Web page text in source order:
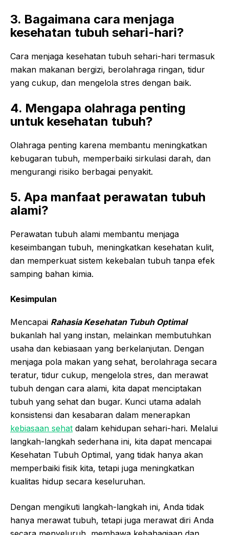
3. Bagaimana cara menjaga
kesehatan tubuh sehari-hari?
Cara menjaga kesehatan tubuh sehari-hari termasuk
makan makanan bergizi, berolahraga ringan, tidur
yang cukup, dan mengelola stres dengan baik.
4. Mengapa olahraga penting
untuk kesehatan tubuh?
Olahraga penting karena membantu meningkatkan
kebugaran tubuh, memperbaiki sirkulasi darah, dan
mengurangi risiko berbagai penyakit.
5. Apa manfaat perawatan tubuh
alami?
Perawatan tubuh alami membantu menjaga
keseimbangan tubuh, meningkatkan kesehatan kulit,
dan memperkuat sistem kekebalan tubuh tanpa efek
samping bahan kimia.
Kesimpulan
Mencapai Rahasia Kesehatan Tubuh Optimal
bukanlah hal yang instan, melainkan membutuhkan
usaha dan kebiasaan yang berkelanjutan. Dengan
menjaga pola makan yang sehat, berolahraga secara
teratur, tidur cukup, mengelola stres, dan merawat
tubuh dengan cara alami, kita dapat menciptakan
tubuh yang sehat dan bugar. Kunci utama adalah
konsistensi dan kesabaran dalam menerapkan
kebiasaan sehat dalam kehidupan sehari-hari. Melalui
langkah-langkah sederhana ini, kita dapat mencapai
Kesehatan Tubuh Optimal, yang tidak hanya akan
memperbaiki fisik kita, tetapi juga meningkatkan
kualitas hidup secara keseluruhan.
Dengan mengikuti langkah-langkah ini, Anda tidak
hanya merawat tubuh, tetapi juga merawat diri Anda